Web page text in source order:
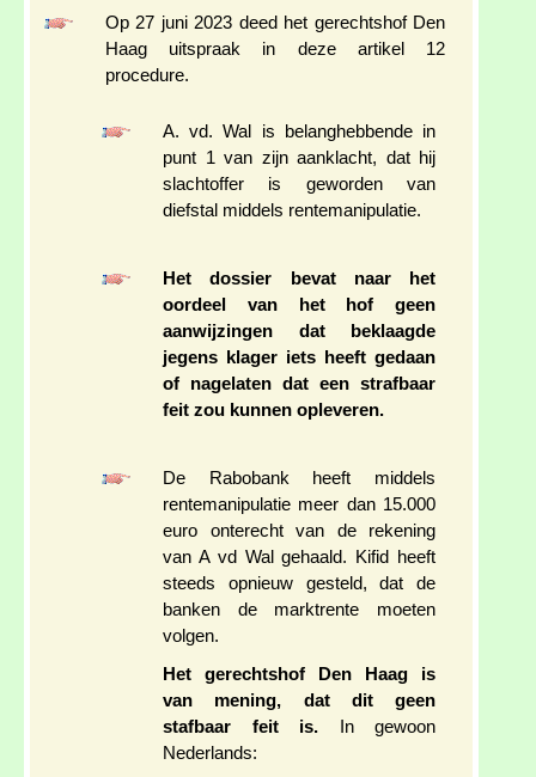
Op 27 juni 2023 deed het gerechtshof Den
Haag uitspraak in deze artikel 12
procedure.
A. vd. Wal is belanghebbende in
punt 1 van zijn aanklacht, dat hij
slachtoffer is geworden van
diefstal middels rentemanipulatie.
Het dossier bevat naar het
oordeel van het hof geen
aanwijzingen dat beklaagde
jegens klager iets heeft gedaan
of nagelaten dat een strafbaar
feit zou kunnen opleveren.
De Rabobank heeft middels
rentemanipulatie meer dan 15.000
euro onterecht van de rekening
van A vd Wal gehaald. Kifid heeft
steeds opnieuw gesteld, dat de
banken de marktrente moeten
volgen.
Het gerechtshof Den Haag is
van mening, dat dit geen
stafbaar feit is. In gewoon
Nederlands: